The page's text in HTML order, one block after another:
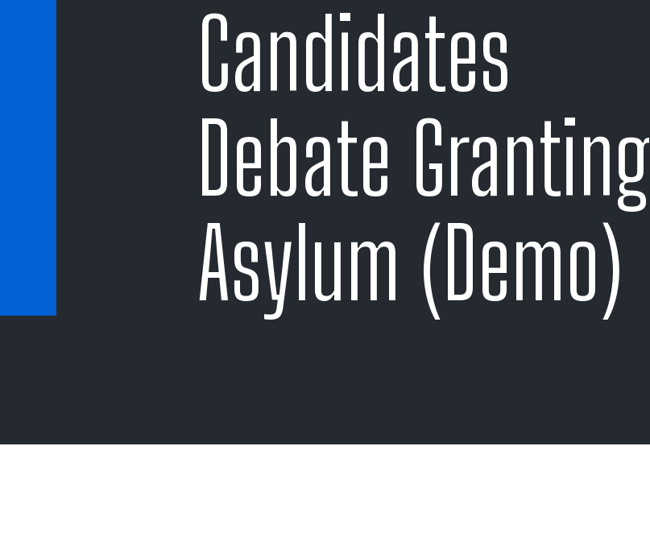
Candidates
Debate Granting
Asylum (Demo)